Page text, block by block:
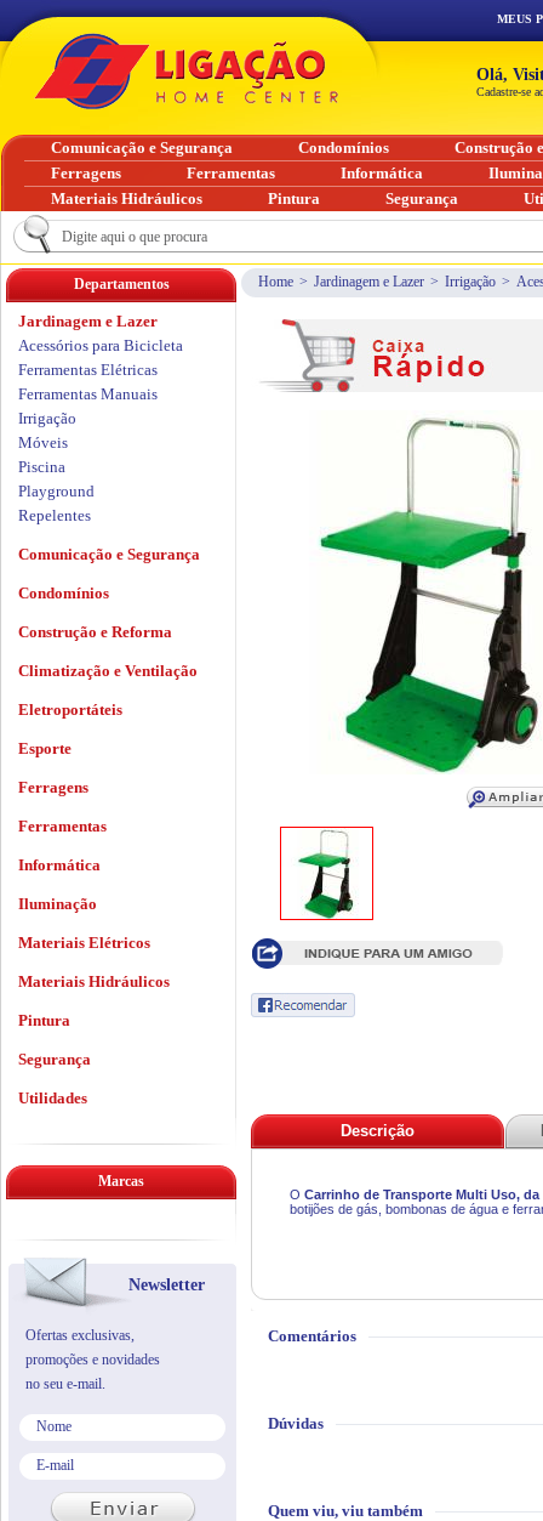
Home > Jardinagem e Lazer > Irrigação >
Descrição
O Carrinho de Transporte Multi Uso, da
botijões de gás, bombonas de água e
Comentários
Dúvidas
Quem viu, viu também
Departamentos
Jardinagem e Lazer
Acessórios para Bicicleta
Ferramentas Elétricas
Ferramentas Manuais
Irrigação
Móveis
Piscina
Playground
Repelentes
Comunicação e Segurança
Condomínios
Construção e Reforma
Climatização e Ventilação
Eletroportáteis
Esporte
Ferragens
Ferramentas
Informática
Iluminação
Materiais Elétricos
Materiais Hidráulicos
Pintura
Segurança
Utilidades
Marcas
Newsletter
Ofertas exclusivas,
promoções e novidades
no seu e-mail.
MEUS
Olá,
Cadastre-se
Comunicação e Segurança Condomínios
Construção
Ferragens
Ferramentas Informática
Materiais Hidráulicos
Pintura Segurança